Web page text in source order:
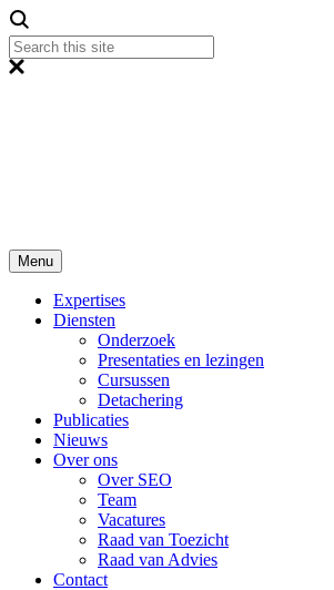
Menu
Expertises
Diensten
Onderzoek
Presentaties en lezingen
Cursussen
Detachering
Publicaties
Nieuws
Over ons
Over SEO
Team
Vacatures
Raad van Toezicht
Raad van Advies
Contact